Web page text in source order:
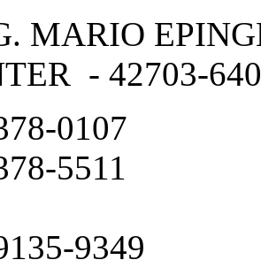
MARIO
- 42703-
0107
5511
9349